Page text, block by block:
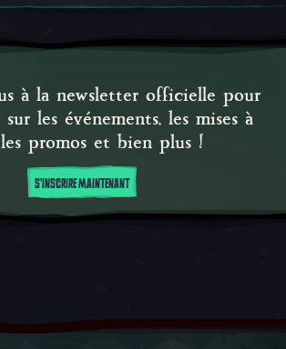
à la newsletter officielle pour
les événements, les mises à
promos et bien plus !
S'INSCRIRE MAINTENANT